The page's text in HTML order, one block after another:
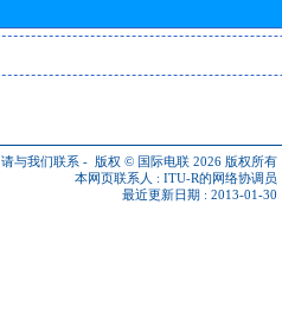
请与我们联系 - 版权 © 国际电联 2026 版权所有
本网页联系人 : ITU-R的网络协调员
最近更新日期 : 2013-01-30